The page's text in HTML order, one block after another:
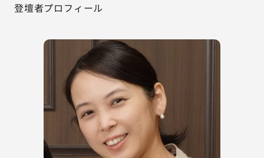
登壇者プロフィール